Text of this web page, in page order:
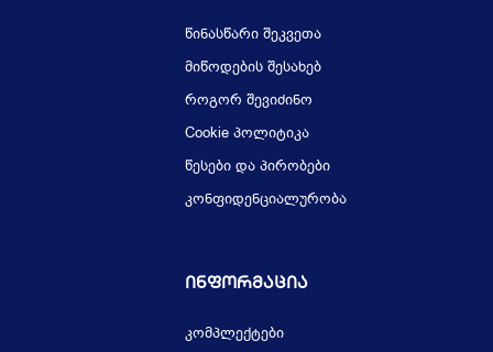
წინასწარი შეკვეთა
მიწოდების შესახებ
როგორ შევიძინო
Cookie პოლიტიკა
წესები და პირობები
კონფიდენციალურობა
Ინფორმაცია
კომპლექტები